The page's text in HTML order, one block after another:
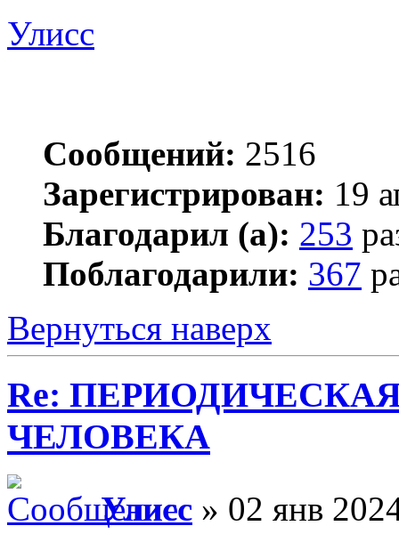
Улисс
Сообщений: 2516
Зарегистрирован: 19
Благодарил (а): 253
Поблагодарили: 367
Вернуться наверх
Re:
ЧЕЛОВЕКА
Улисс » 02 янв